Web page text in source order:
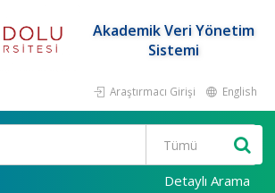
Akademik Veri Yönetim
Sistemi
Araştırmacı Girişi English
Detaylı Arama